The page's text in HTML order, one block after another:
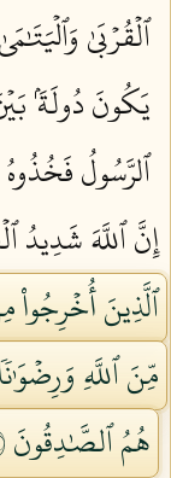
ٱلۡقُرۡبَىٰ
يَكُونَ دُولَةَۢ
ٱلرَّسُولُ فَخُذُوهُ
إِنَّ ٱللَّهَ شَدِيدُ
ٱلَّذِينَ
مِّنَ ٱللَّهِ
هُمُ ٱلصَّٰدِقُونَ ٨